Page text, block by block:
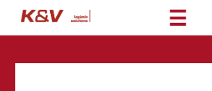
☰